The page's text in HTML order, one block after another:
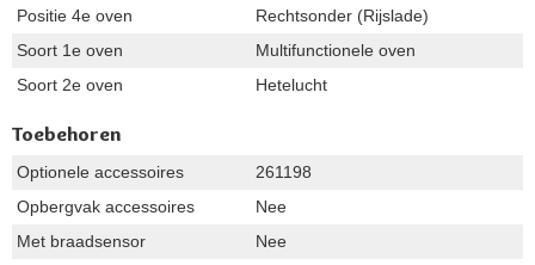
Positie 4e oven
Rechtsonder (Rijslade)
Soort 1e oven
Multifunctionele oven
Soort 2e oven
Hetelucht
Toebehoren
Optionele accessoires
261198
Opbergvak accessoires
Nee
Met braadsensor
Nee